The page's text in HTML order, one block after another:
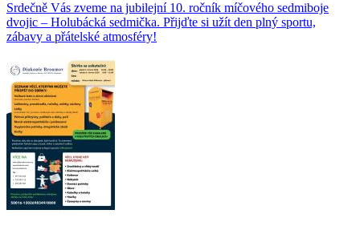
Srdečně Vás zveme na jubilejní 10. ročník míčového sedmiboje
dvojic – Holubácká sedmička. Přijďte si užít den plný sportu,
zábavy a přátelské atmosféry!